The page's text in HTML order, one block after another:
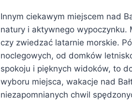
Innym ciekawym miejscem nad
natury i aktywnego wypoczynku.
czy zwiedzać latarnie morskie.
noclegowych, od domków
spokoju i pięknych widoków, to
wyboru miejsca, wakacje nad
niezapomnianych chwil